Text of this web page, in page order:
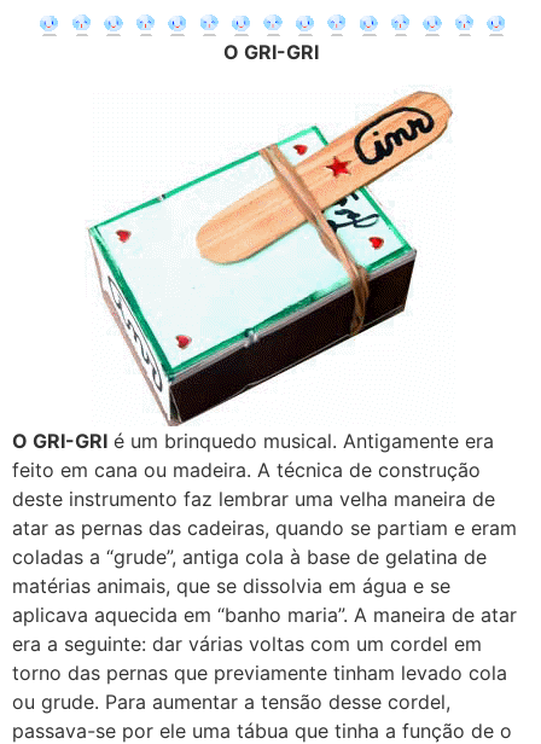
O GRI-GRI
O GRI-GRI é um brinquedo musical. Antigamente era
feito em cana ou madeira. A técnica de construção
deste instrumento faz lembrar uma velha maneira de
atar as pernas das cadeiras, quando se partiam e eram
coladas a “grude”, antiga cola à base de gelatina de
matérias animais, que se dissolvia em água e se
aplicava aquecida em “banho maria”. A maneira de atar
era a seguinte: dar várias voltas com um cordel em
torno das pernas que previamente tinham levado cola
ou grude. Para aumentar a tensão desse cordel,
passava-se por ele uma tábua que tinha a função de o